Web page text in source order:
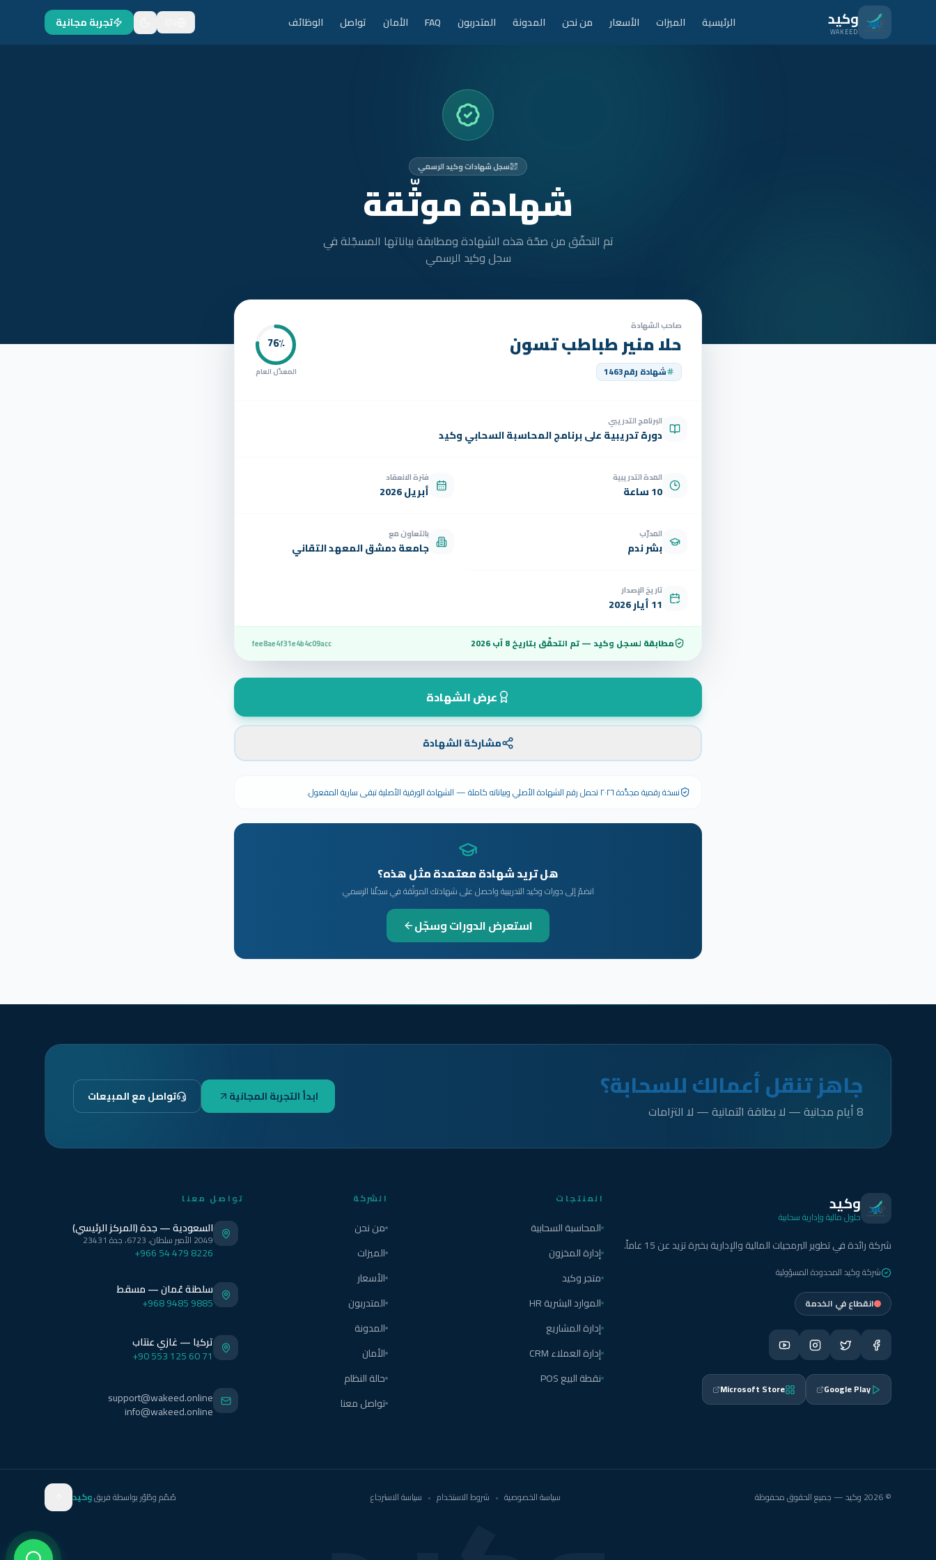
انتقل للمحتوى الرئيسيوكيد
WAKEED الرئيسية الميزات الأسعار من نحن المدونة المتدربون FAQ الأمان تواصل الوظائف تجربة مجانية
سجل شهادات وكيد الرسمي
شهادة موثّقة
تم التحقّق من صحّة هذه الشهادة ومطابقة بياناتها المسجّلة في
سجل وكيد الرسمي
صاحب الشهادة
حلا منير طباطب تسون
شهادة رقم1463
76٪
المعدّل العام
البرنامج التدريبي
دورة تدريبية على برنامج المحاسبة السحابي وكيد
المدة التدريبية
10 ساعة
فترة الانعقاد
أبريل 2026
المدرّب
بشر ندم
بالتعاون مع
جامعة دمشق المعهد التقاني
تاريخ الإصدار
11 أيار 2026
مطابقة لسجل وكيد — تم التحقّق بتاريخ8 آب 2026 fee8ae4f31e4b4c09acc
عرض الشهادة
مشاركة الشهادة
نسخة رقمية مجدَّدة ٢٠٢٦ تحمل رقم الشهادة الأصلي وبياناته كاملة — الشهادة الورقية الأصلية تبقى سارية المفعول.
هل تريد شهادة معتمدة مثل هذه؟
انضمّ إلى دورات وكيد التدريبية واحصل على شهادتك الموثّقة في سجلّنا الرسمي
استعرض الدورات وسجّل
جاهز تنقل أعمالك للسحابة؟
8 أيام مجانية — لا بطاقة ائتمانية — لا التزامات
ابدأ التجربة المجانية تواصل مع المبيعات
وكيد
حلول مالية وإدارية سحابية
شركة رائدة في تطوير البرمجيات المالية والإدارية بخبرة تزيد عن 15 عاماً.
شركة وكيد المحدودة المسؤولية
انقطاع في الخدمة
Google Play
Microsoft Store
المنتجات
المحاسبة السحابية
إدارة المخزون
متجر وكيد
الموارد البشرية HR
إدارة المشاريع
إدارة العملاء CRM
نقطة البيع POS
الشركة
من نحن
الميزات
الأسعار
المتدربون
المدونة
الأمان
حالة النظام
تواصل معنا
تواصل معنا
السعودية — جدة (المركز الرئيسي)
2049 الأمير سلطان، 6723، جدة 23431
+966 54 479 8226
سلطنة عُمان — مسقط
+968 9485 9885
تركيا — غازي عنتاب
+90 553 125 60 71
support@wakeed.online
info@wakeed.online
© 2026 وكيد — جميع الحقوق محفوظة سياسة الخصوصية • شروط الاستخدام • سياسة الاسترجاع صُمّم وطُوّر بواسطة فريقوكيد